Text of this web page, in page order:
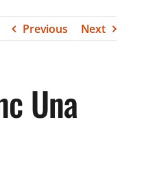
Previous Next
Una